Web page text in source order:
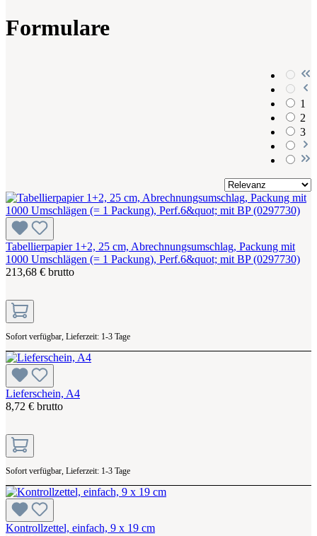
Formulare
1
2
3
Tabellierpapier 1+2, 25 cm, Abrechnungsumschlag, Packung mit
1000 Umschlägen (= 1 Packung), Perf.6&quot; mit BP (0297730)
213,68 € brutto
Sofort verfügbar, Lieferzeit: 1-3 Tage
Lieferschein, A4
8,72 € brutto
Sofort verfügbar, Lieferzeit: 1-3 Tage
Kontrollzettel, einfach, 9 x 19 cm